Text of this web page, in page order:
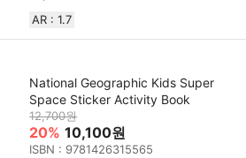
AR : 1.7
National Geographic Kids Super
Space Sticker Activity Book
12,700원
20% 10,100원
ISBN : 9781426315565